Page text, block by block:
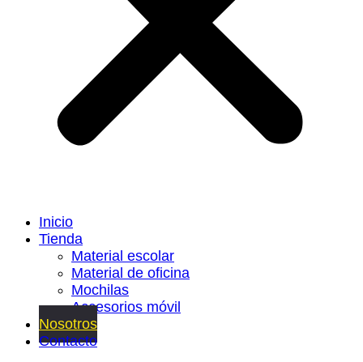
Inicio
Tienda
Material escolar
Material de oficina
Mochilas
Accesorios móvil
Nosotros
Contacto